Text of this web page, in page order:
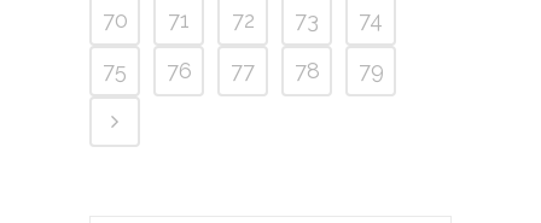
70
71 72 73
74
75
76 77 78 79